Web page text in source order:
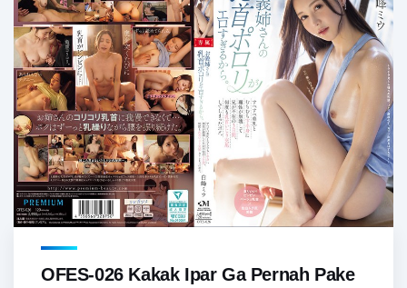
OFES-026 Kakak Ipar Ga Pernah Pake